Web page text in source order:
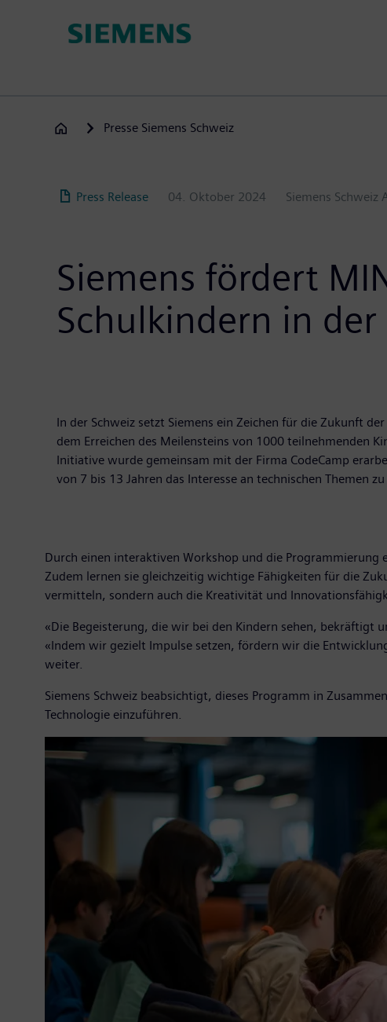
Presse Siemens Schweiz
Press Release 04. Oktober 2024 Siemens Schweiz
Siemens fördert
Schulkindern in der
In der Schweiz setzt Siemens ein Zeichen für die Zukunft
dem Erreichen des Meilensteins von 1000 teilnehmenden
Initiative wurde gemeinsam mit der Firma CodeCamp
von 7 bis 13 Jahren das Interesse an technischen Themen zu
Durch einen interaktiven Workshop und die Programmierung
Zudem lernen sie gleichzeitig wichtige Fähigkeiten für die
vermitteln, sondern auch die Kreativität und
«Die Begeisterung, die wir bei den Kindern sehen, bekräftigt
«Indem wir gezielt Impulse setzen, fördern wir die
weiter.
Siemens Schweiz beabsichtigt, dieses Programm in
Technologie einzuführen.